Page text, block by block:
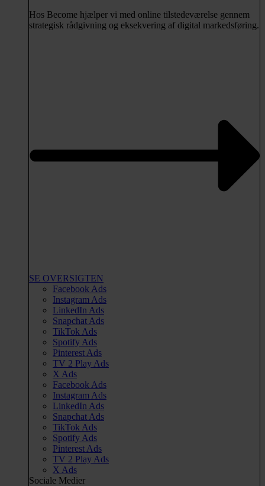
Hos Become hjælper vi med online tilstedeværelse gennem
strategisk rådgivning og eksekvering af digital markedsføring.
SE OVERSIGTEN
Facebook Ads
Instagram Ads
LinkedIn Ads
Snapchat Ads
TikTok Ads
Spotify Ads
Pinterest Ads
TV 2 Play Ads
X Ads
Facebook Ads
Instagram Ads
LinkedIn Ads
Snapchat Ads
TikTok Ads
Spotify Ads
Pinterest Ads
TV 2 Play Ads
X Ads
Sociale Medier